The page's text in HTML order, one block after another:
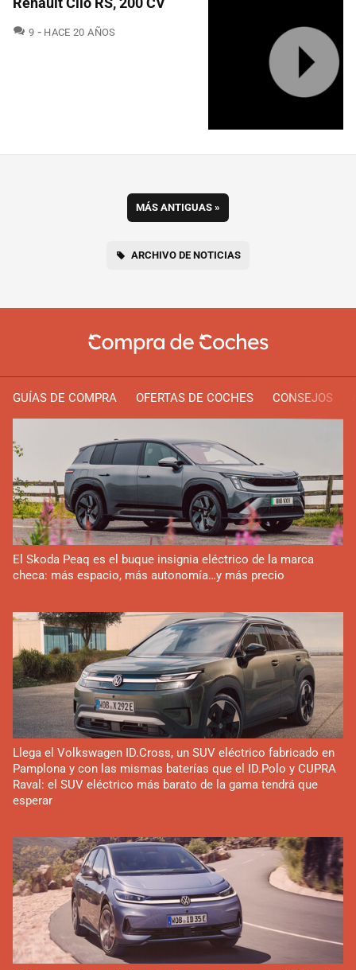
9 COMENTARIOS
HACE 20 AÑOS
MÁS ANTIGUAS »
ARCHIVO DE NOTICIAS
GUÍAS DE COMPRA OFERTAS DE COCHES CONSEJOS
El Skoda Peaq es el buque insignia eléctrico de la marca
checa: más espacio, más autonomía…y más precio
Llega el Volkswagen ID.Cross, un SUV eléctrico fabricado en
Pamplona y con las mismas baterías que el ID.Polo y CUPRA
Raval: el SUV eléctrico más barato de la gama tendrá que
esperar